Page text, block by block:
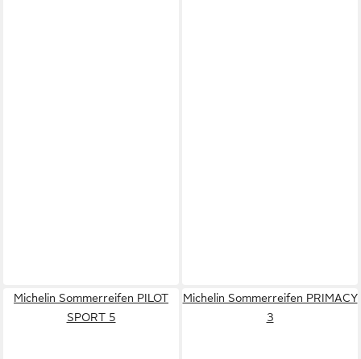
Michelin Sommerreifen PILOT
SPORT 5
Michelin Sommerreifen PRIMACY
3